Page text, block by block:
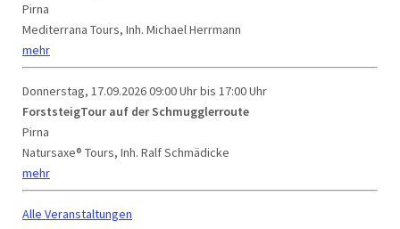
Pirna
Mediterrana Tours, Inh. Michael Herrmann
mehr
Donnerstag, 17.09.202609:00 Uhr bis 17:00 Uhr
ForststeigTour auf der Schmugglerroute
Pirna
Natursaxe® Tours, Inh. Ralf Schmädicke
mehr
Alle Veranstaltungen